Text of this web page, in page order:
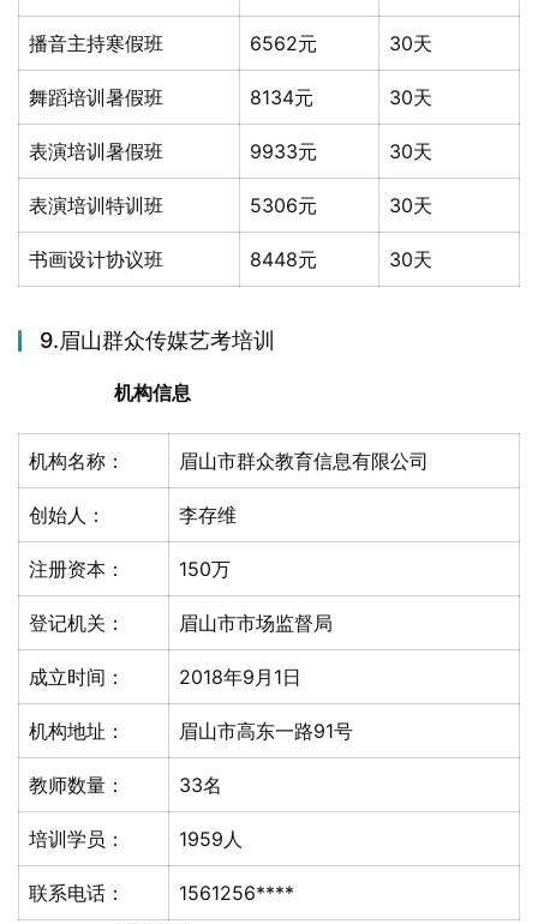
播音主持寒假班 6562元 30天
舞蹈培训暑假班 8134元 30天
表演培训暑假班 9933元 30天
表演培训特训班 5306元 30天
书画设计协议班 8448元 30天
9.眉山群众传媒艺考培训
机构信息
机构名称： 眉山市群众教育信息有限公司
创始人： 李存维
注册资本： 150万
登记机关： 眉山市市场监督局
成立时间： 2018年9月1日
机构地址： 眉山市高东一路91号
教师数量： 33名
培训学员： 1959人
联系电话：
1561256****